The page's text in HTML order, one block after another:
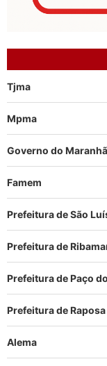
Tjma
Mpma
Governo do
Famem
Prefeitura de São
Prefeitura de
Prefeitura de Paço
Prefeitura de Raposa
Alema